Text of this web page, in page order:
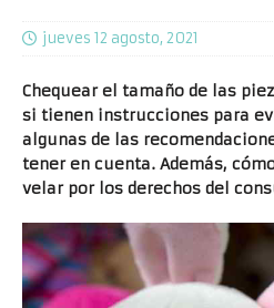
jueves 12 agosto, 2021
Chequear el tamaño de las
si tienen instrucciones para
algunas de las
tener en cuenta. Además,
velar por los derechos del